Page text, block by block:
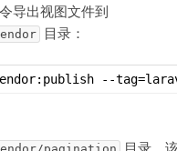
导出视图文件到
目录：
--
目录，